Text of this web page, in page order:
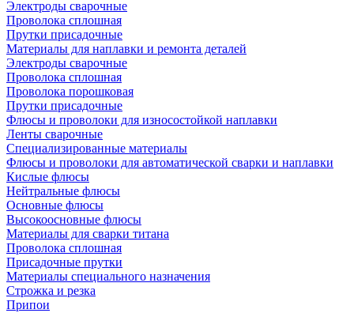
Электроды сварочные
Проволока сплошная
Прутки присадочные
Материалы для наплавки и ремонта деталей
Электроды сварочные
Проволока сплошная
Проволока порошковая
Прутки присадочные
Флюсы и проволоки для износостойкой наплавки
Ленты сварочные
Специализированные материалы
Флюсы и проволоки для автоматической сварки и наплавки
Кислые флюсы
Нейтральные флюсы
Основные флюсы
Высокоосновные флюсы
Материалы для сварки титана
Проволока сплошная
Присадочные прутки
Материалы специального назначения
Строжка и резка
Припои